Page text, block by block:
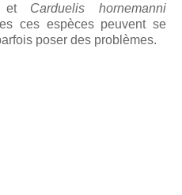
Carduelis hornemanni
ces espèces peuvent se
poser des problèmes.